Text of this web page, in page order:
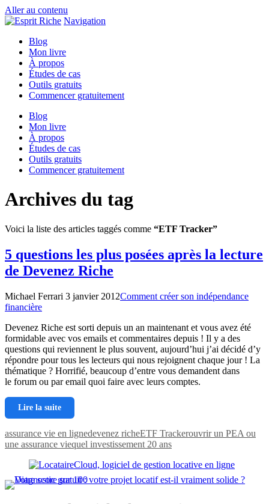
Aller au contenu
Navigation
Blog
Mon livre
À propos
Études de cas
Outils gratuits
Commencer gratuitement
Blog
Mon livre
À propos
Études de cas
Outils gratuits
Commencer gratuitement
Archives du tag
Voici la liste des articles taggés comme “ETF Tracker”
5 questions les plus posées après la lecture
de Devenez Riche
Michael Ferrari 3 janvier 2012Comment créer son indépendance
financière
Devenez Riche est sorti depuis un an maintenant et vous avez été
formidable avec vos emails et commentaires depuis ! Il y a des
questions qui reviennent le plus souvent, aujourd’hui j’ai décidé d’y
répondre pour tous les lecteurs qui nous rejoignent chaque jour ! La
thématique ? Horrifié, beaucoup d’entre vous demandent dans
le forum ou par email quoi faire avec leurs comptes.
Lire la suite
assurance vie en lignedevenez richeETF Trackerouvrir un PEA ou
une assurance viequel investissement 20 ans